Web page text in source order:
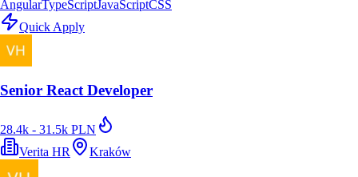
AngularTypeScriptJavaScriptCSS
Quick Apply
Senior React Developer
28.4k - 31.5k PLN
Verita HR
Kraków